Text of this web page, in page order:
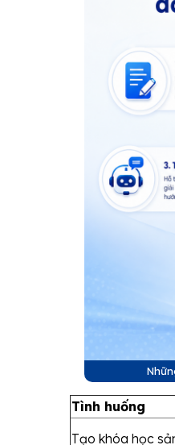
Tình huống
Tạo khóa học